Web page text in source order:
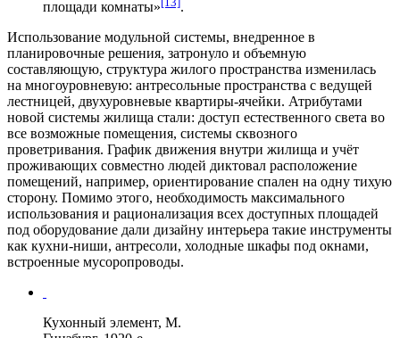
площади комнаты»
.
Использование модульной системы, внедренное в
планировочные решения, затронуло и объемную
составляющую, структура жилого пространства изменилась
на многоуровневую: антресольные пространства с ведущей
лестницей, двухуровневые квартиры-ячейки. Атрибутами
новой системы жилища стали: доступ естественного света во
все возможные помещения, системы сквозного
проветривания. График движения внутри жилища и учёт
проживающих совместно людей диктовал расположение
помещений, например, ориентирование спален на одну тихую
сторону. Помимо этого, необходимость максимального
использования и рационализация всех доступных площадей
под оборудование дали дизайну интерьера такие инструменты
как кухни-ниши, антресоли, холодные шкафы под окнами,
встроенные мусоропроводы.
Кухонный элемент, М.